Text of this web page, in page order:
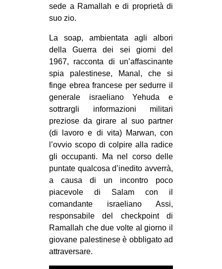
sede a Ramallah e di proprietà di
suo zio.
La soap, ambientata agli albori
della Guerra dei sei giorni del
1967, racconta di un’affascinante
spia palestinese, Manal, che si
finge ebrea francese per sedurre il
generale israeliano Yehuda e
sottrargli informazioni militari
preziose da girare al suo partner
(di lavoro e di vita) Marwan, con
l’ovvio scopo di colpire alla radice
gli occupanti. Ma nel corso delle
puntate qualcosa d’inedito avverrà,
a causa di un incontro poco
piacevole di Salam con il
comandante israeliano Assi,
responsabile del checkpoint di
Ramallah che due volte al giorno il
giovane palestinese è obbligato ad
attraversare.